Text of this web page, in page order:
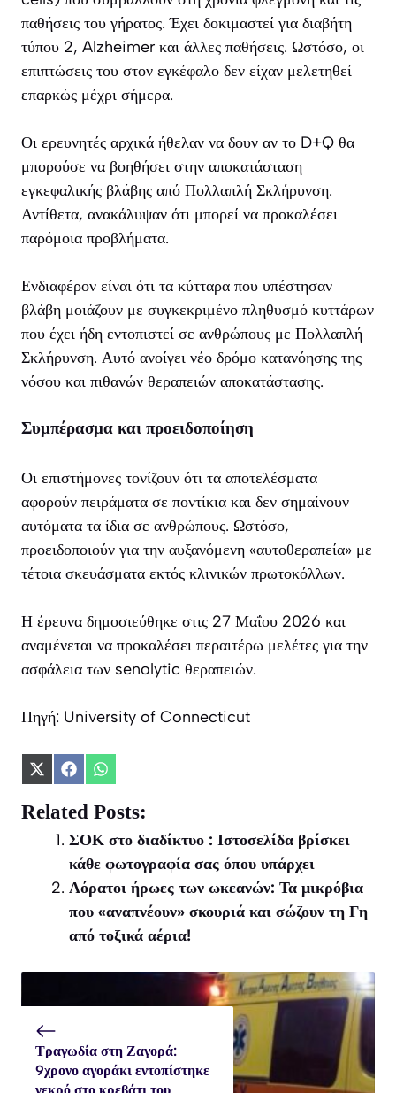
παθήσεις του γήρατος. Έχει δοκιμαστεί για διαβήτη
τύπου 2, Alzheimer και άλλες παθήσεις. Ωστόσο, οι
επιπτώσεις του στον εγκέφαλο δεν είχαν μελετηθεί
επαρκώς μέχρι σήμερα.
Οι ερευνητές αρχικά ήθελαν να δουν αν το D+Q θα
μπορούσε να βοηθήσει στην αποκατάσταση
εγκεφαλικής βλάβης από Πολλαπλή Σκλήρυνση.
Αντίθετα, ανακάλυψαν ότι μπορεί να προκαλέσει
παρόμοια προβλήματα.
Ενδιαφέρον είναι ότι τα κύτταρα που υπέστησαν
βλάβη μοιάζουν με συγκεκριμένο πληθυσμό κυττάρων
που έχει ήδη εντοπιστεί σε ανθρώπους με Πολλαπλή
Σκλήρυνση. Αυτό ανοίγει νέο δρόμο κατανόησης της
νόσου και πιθανών θεραπειών αποκατάστασης.
Συμπέρασμα και προειδοποίηση
Οι επιστήμονες τονίζουν ότι τα αποτελέσματα
αφορούν πειράματα σε ποντίκια και δεν σημαίνουν
αυτόματα τα ίδια σε ανθρώπους. Ωστόσο,
προειδοποιούν για την αυξανόμενη «αυτοθεραπεία» με
τέτοια σκευάσματα εκτός κλινικών πρωτοκόλλων.
Η έρευνα δημοσιεύθηκε στις 27 Μαΐου 2026 και
αναμένεται να προκαλέσει περαιτέρω μελέτες για την
ασφάλεια των senolytic θεραπειών.
Πηγή: University of Connecticut
Share
X
(Twitter)
Share
Facebook
Share
WhatsApp
Related Posts:
ΣΟΚ στο διαδίκτυο : Ιστοσελίδα βρίσκει
κάθε φωτογραφία σας όπου υπάρχει
Αόρατοι ήρωες των ωκεανών: Τα μικρόβια
που «αναπνέουν» σκουριά και σώζουν τη Γη
από τοξικά αέρια!
Τραγωδία στη Ζαγορά:
9χρονο αγοράκι εντοπίστηκε